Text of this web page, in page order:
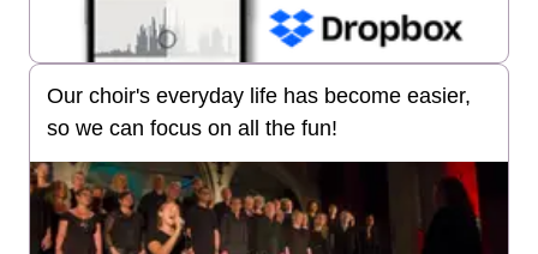
Our choir's everyday life has become easier,
so we can focus on all the fun!